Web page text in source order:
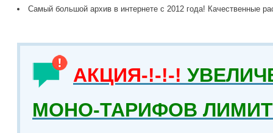
Самый большой архив в интернете с 2012 года! Качественные
АКЦИЯ-!-!-!
МОНО-ТАРИФОВ